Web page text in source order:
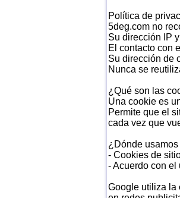
Política de
5deg.com no
Su dirección IP
El contacto con
Su dirección de
Nunca se
¿Qué son las
Una cookie es
Permite que el
cada vez que
¿Dónde
- Cookies de
- Acuerdo con el
Google utiliza la